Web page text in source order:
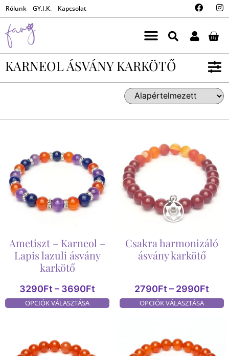
Rólunk GY.I.K. Kapcsolat
KARNEOL ÁSVÁNY KARKÖTŐ
Ametiszt – Karneol –
Lapis lazuli ásvány
karkötő
3290Ft – 3690Ft
OPCIÓK VÁLASZTÁSA
Csakra harmonizáló
ásvány karkötő
2790Ft – 2990Ft
OPCIÓK VÁLASZTÁSA